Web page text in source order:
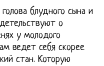
блудного сына и
о
у молодого
ведет себя скорее
стан. Которую